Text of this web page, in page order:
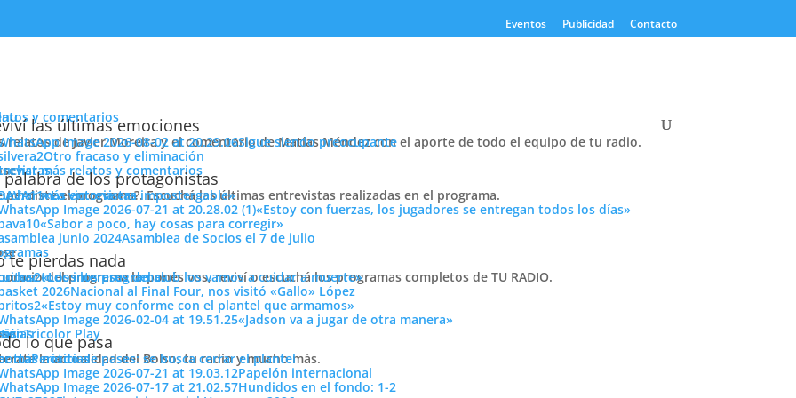
Eventos Publicidad Contacto
y comentarios
las últimas emociones
relatos de Javier Moreira y el comentario de Matías Méndez con el aporte de todo el equipo de tu radio.
Sigue siendo preocupante
Otro fracaso y eliminación
más relatos y comentarios
palabra de los protagonistas
perdiste el programa?. Escuchá las últimas entrevistas realizadas en el programa.
más entrevistas
«La victoria era impostergable»
«Estoy con fuerzas, los jugadores se entregan todos los días»
«Sabor a poco, hay cosas para corregir»
Asamblea de Socios el 7 de julio
te pierdas nada
del programa lo ponés vos, reviví o escuchá los programas completos de TU RADIO.
todos los programas
«Los intereses del club los vamos a cuidar a muerte»
Nacional al Final Four, nos visitó «Gallo» López
«Estoy muy conforme con el plantel que armamos»
«Jadson va a jugar de otra manera»
Play
lo que pasa
la actualidad del Bolso, tu radio y mucho más.
más noticias
Período de pases: se busca cerrar el plantel
Papelón internacional
Hundidos en el fondo: 1-2
Tricolor
Tweets by PasionTricolor1